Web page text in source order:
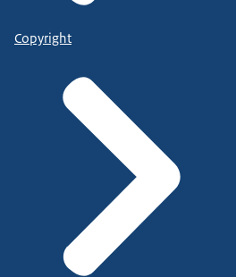
Copyright